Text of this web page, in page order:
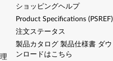
ショッピングヘルプ
Product Specifications (PSREF)
注文ステータス
製品カタログ 製品仕様書 ダウ
ンロードはこちら